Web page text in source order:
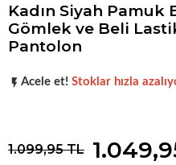
Kadın Siyah Pamuk
Gömlek ve Beli
Pantolon
Popüler seçim!
Acele et! Stoklar hızla
1.099,95 TL